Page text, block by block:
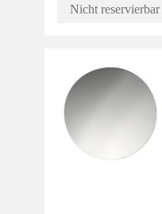
Nicht reservierbar